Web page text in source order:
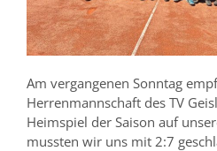
Am vergangenen Sonntag
Herrenmannschaft des TV
Heimspiel der Saison auf
mussten wir uns mit 2:7